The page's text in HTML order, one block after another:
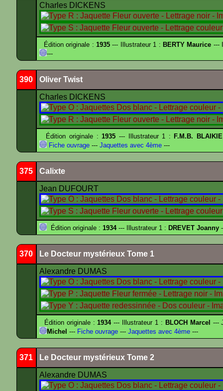
Charles DICKENS
Édition originale : 1935--- Illustrateur 1 : BERTY Maurice ---
---
390 Oliver Twist
Charles DICKENS
Édition originale :1935 --- Illustrateur 1 : F.M.B.
Fiche ouvrage --- Jaquettes avec 4ème ---
375 Calixte
Jean DUFOURT
Édition originale : 1934--- Illustrateur 1 : DREVET Joanny
370 Le Docteur mystérieux Tome 1
Alexandre DUMAS
Édition originale :1934--- Illustrateur 1 : BLOCH Marcel ---
Michel --- Fiche ouvrage --- Jaquettes avec 4ème ---
371 Le Docteur mystérieux Tome 2
Alexandre DUMAS